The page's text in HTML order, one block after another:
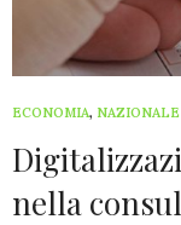
ECONOMIA, NAZIONALE
nella